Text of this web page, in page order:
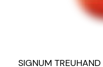
SIGNUM